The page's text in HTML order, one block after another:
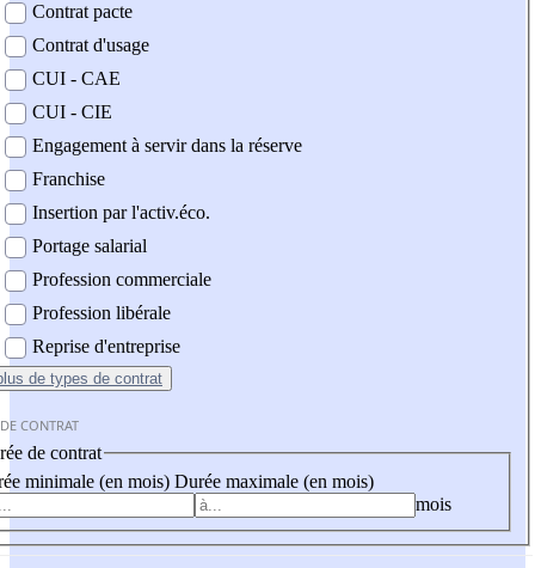
Contrat pacte
Contrat d'usage
CUI - CAE
CUI - CIE
Engagement à servir dans la réserve
Franchise
Insertion par l'activ.éco.
Portage salarial
Profession commerciale
Profession libérale
Reprise d'entreprise
de types de contrat
CONTRAT
de contrat
minimale (en mois) Durée maximale (en mois)
mois